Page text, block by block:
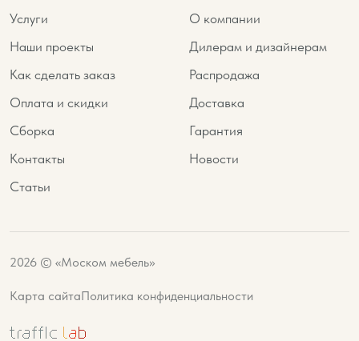
Услуги
О компании
Наши проекты
Дилерам и дизайнерам
Как сделать заказ
Распродажа
Оплата и скидки
Доставка
Сборка
Гарантия
Контакты
Новости
Статьи
2026 © «Моском мебель»
Карта сайтаПолитика конфиденциальности